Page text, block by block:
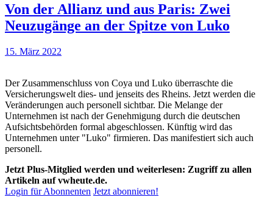
Von der Allianz und aus Paris: Zwei
Neuzugänge an der Spitze von Luko
15. März 2022
Der Zusammenschluss von Coya und Luko überraschte die
Versicherungswelt dies- und jenseits des Rheins. Jetzt werden die
Veränderungen auch personell sichtbar. Die Melange der
Unternehmen ist nach der Genehmigung durch die deutschen
Aufsichtsbehörden formal abgeschlossen. Künftig wird das
Unternehmen unter "Luko" firmieren. Das manifestiert sich auch
personell.
Jetzt Plus-Mitglied werden und weiterlesen: Zugriff zu allen
Artikeln auf vwheute.de.
Login für Abonnenten Jetzt abonnieren!